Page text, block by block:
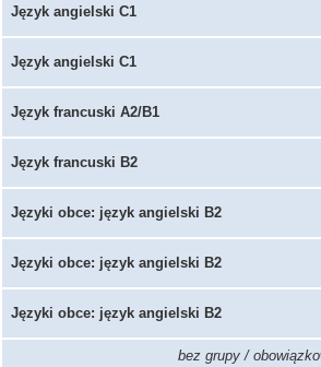
Język angielski C1
Język angielski C1
Język francuski A2/B1
Język francuski B2
Języki obce: język angielski B2
Języki obce: język angielski B2
Języki obce: język angielski B2
bez grupy /